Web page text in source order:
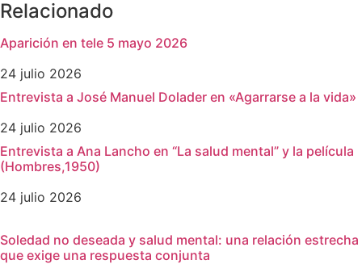
Relacionado
Aparición en tele 5 mayo 2026
24 julio 2026
Entrevista a José Manuel Dolader en «Agarrarse a la vida»
24 julio 2026
Entrevista a Ana Lancho en “La salud mental” y la película
(Hombres,1950)
24 julio 2026
Soledad no deseada y salud mental: una relación estrecha
que exige una respuesta conjunta